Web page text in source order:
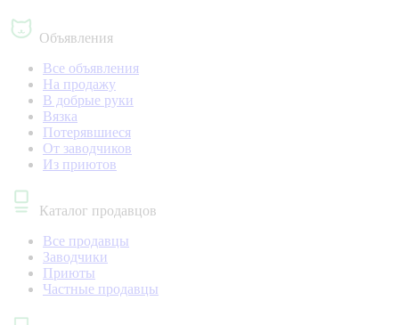
Объявления
Все объявления
На продажу
В добрые руки
Вязка
Потерявшиеся
От заводчиков
Из приютов
Каталог продавцов
Все продавцы
Заводчики
Приюты
Частные продавцы